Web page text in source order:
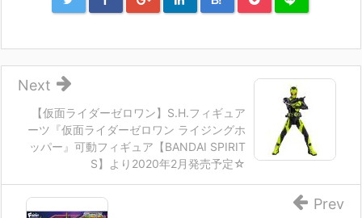
【仮面ライダーゼロワン】S.H.フィギュア
ーツ『仮面ライダーゼロワン ライジングホ
ッパー』可動フィギュア【BANDAI SPIRIT
S】より2020年2月発売予定☆
Next
Prev